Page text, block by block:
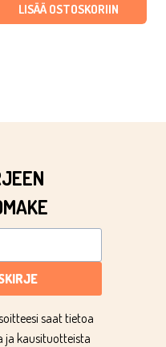
LISÄÄ OSTOSKORIIN
saat tietoa
ja kausituotteista